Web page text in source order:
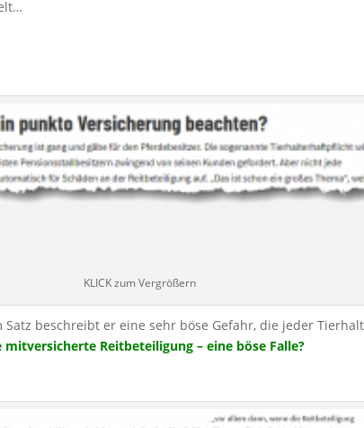
KLICK zum Vergrößern
beschreibt er eine sehr böse Gefahr, die jeder
mitversicherte Reitbeteiligung – eine böse Falle?